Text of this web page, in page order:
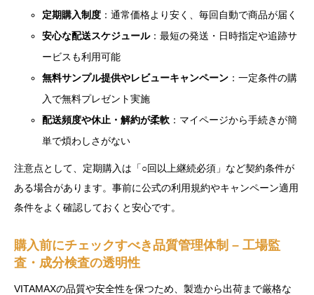
定期購入制度 ：通常価格より安く、毎回自動で商品が届く
安心な配送スケジュール：最短の発送・日時指定や追跡サ
ービスも利用可能
無料サンプル提供やレビューキャンペーン ：一定条件の購
入で無料プレゼント実施
配送頻度や休止・解約が柔軟 ：マイページから手続きが簡
単で煩わしさがない
注意点として、定期購入は「○回以上継続必須」など契約条件が
ある場合があります。事前に公式の利用規約やキャンペーン適用
条件をよく確認しておくと安心です。
購入前にチェックすべき品質管理体制 – 工場監
査・成分検査の透明性
VITAMAXの品質や安全性を保つため、製造から出荷まで厳格な